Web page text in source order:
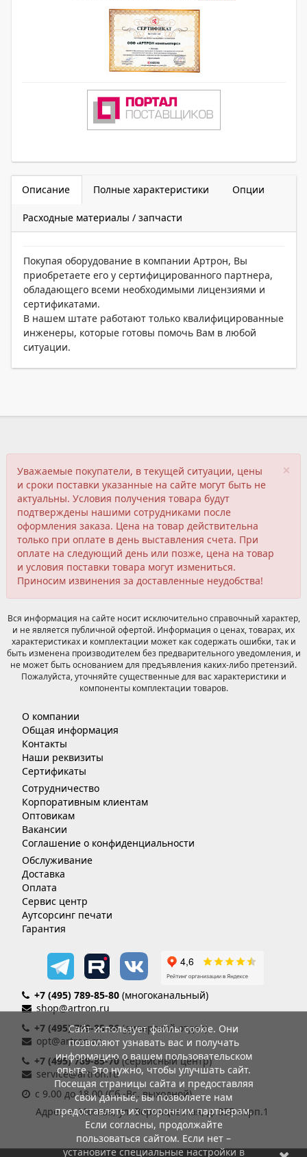
Описание Полные характеристики Опции
Расходные материалы / запчасти
Покупая оборудование в компании Артрон, Вы
приобретаете его у сертифицированного партнера,
обладающего всеми необходимыми лицензиями и
сертификатами.
В нашем штате работают только квалифицированные
инженеры, которые готовы помочь Вам в любой
ситуации.
×
Уважаемые покупатели, в текущей ситуации, цены
и сроки поставки указанные на сайте могут быть не
актуальны. Условия получения товара будут
подтверждены нашими сотрудниками после
оформления заказа. Цена на товар действительна
только при оплате в день выставления счета. При
оплате на следующий день или позже, цена на товар
и условия поставки товара могут измениться.
Приносим извинения за доставленные неудобства!
Вся информация на сайте носит исключительно справочный характер,
и не является публичной офертой. Информация о ценах, товарах, их
характеристиках и комплектации может как содержать ошибки, так и
быть изменена производителем без предварительного уведомления, и
не может быть основанием для предъявления каких-либо претензий.
Пожалуйста, уточняйте существенные для вас характеристики и
компоненты комплектации товаров.
О компании
Общая информация
Контакты
Наши реквизиты
Сертификаты
Сотрудничество
Корпоративным клиентам
Оптовикам
Вакансии
Соглашение о конфиденциальности
Обслуживание
Доставка
Оплата
Сервис центр
Аутсорсинг печати
Гарантия
+7 (495) 789-85-80 (многоканальный)
shop@artron.ru
+7 (495) 789-85-86(дилерский отдел)
opt@artron.ru
+7 (495) 789-85-70 (сервисный центр)
service@artron.ru
с 9.00 до 18.00 (Сб.-Вс. выходной)
Адрес: г. Москва, ул. Воронцовская, д. 35Б корп.1
Сайт использует файлы cookie. Они
позволяют узнавать вас и получать
информацию о вашем пользовательском
опыте. Это нужно, чтобы улучшать сайт.
Посещая страницы сайта и предоставляя
свои данные, вы позволяете нам
предоставлять их сторонним партнерам.
Если согласны, продолжайте
пользоваться сайтом. Если нет –
установите специальные настройки в